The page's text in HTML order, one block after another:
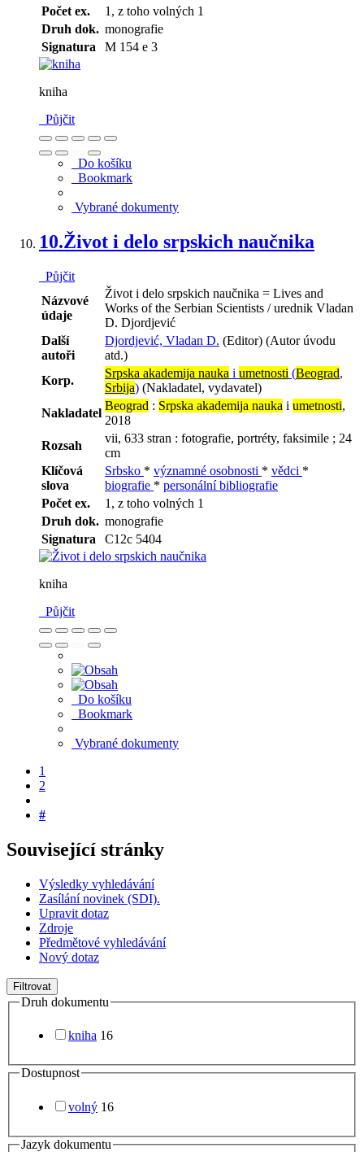
Počet ex.
1, z toho volných 1
Druh dok. monografie
Signatura
M 154 e 3
kniha
Půjčit
Do košíku
Bookmark
Vybrané dokumenty
10.Život i delo srpskich naučnika
Půjčit
Názvové
údaje
Život i delo srpskich naučnika = Lives and
Works of the Serbian Scientists / urednik Vladan
D. Djordjević
Další
autoři
Djordjević, Vladan D. (Editor) (Autor úvodu
atd.)
Korp.
Srpska akademija nauka i umetnosti (Beograd,
Srbija) (Nakladatel, vydavatel)
Nakladatel
Beograd : Srpska akademija nauka i umetnosti,
2018
Rozsah
vii, 633 stran : fotografie, portréty, faksimile ; 24
cm
Klíčová
slova
Srbsko * významné osobnosti * vědci *
biografie * personální bibliografie
Počet ex.
1, z toho volných 1
Druh dok. monografie
Signatura
C12c 5404
kniha
Půjčit
Do košíku
Bookmark
Vybrané dokumenty
1
2
#
Související stránky
Výsledky vyhledávání
Zasílání novinek (SDI).
Upravit dotaz
Zdroje
Předmětové vyhledávání
Nový dotaz
Filtrovat
Druh dokumentu
kniha 16
Dostupnost
volný 16
Jazyk dokumentu